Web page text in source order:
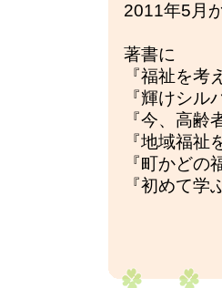
2011年5月
著書に
『福祉を考
『輝けシル
『今、高齢
『地域福祉
『町かど
『初めて